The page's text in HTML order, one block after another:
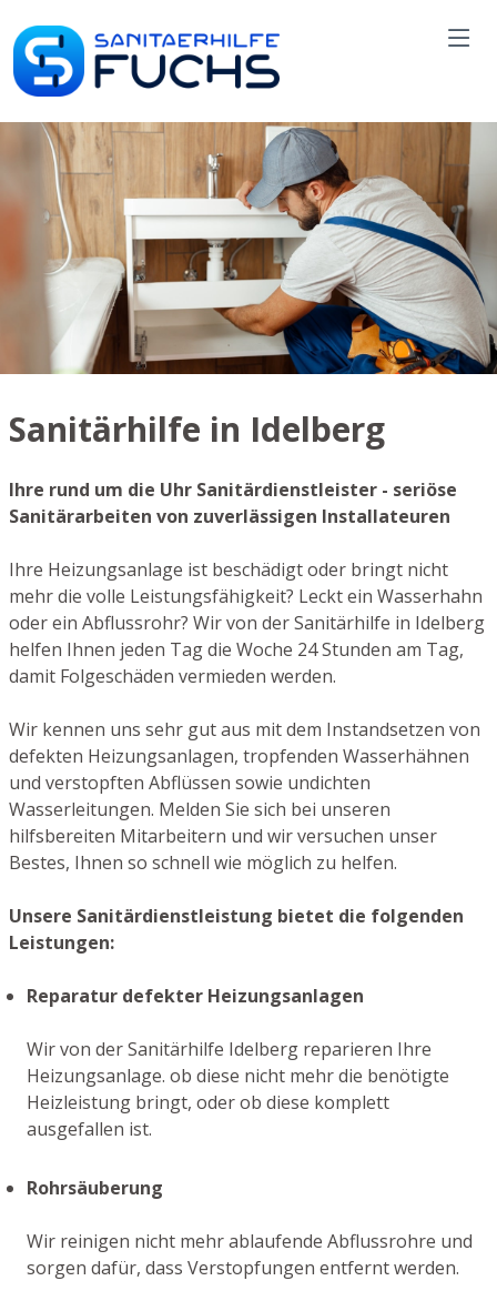
Sanitärhilfe in Idelberg
Ihre rund um die Uhr Sanitärdienstleister - seriöse
Sanitärarbeiten von zuverlässigen Installateuren
Ihre Heizungsanlage ist beschädigt oder bringt nicht
mehr die volle Leistungsfähigkeit? Leckt ein Wasserhahn
oder ein Abflussrohr? Wir von der Sanitärhilfe in Idelberg
helfen Ihnen jeden Tag die Woche 24 Stunden am Tag,
damit Folgeschäden vermieden werden.
Wir kennen uns sehr gut aus mit dem Instandsetzen von
defekten Heizungsanlagen, tropfenden Wasserhähnen
und verstopften Abflüssen sowie undichten
Wasserleitungen. Melden Sie sich bei unseren
hilfsbereiten Mitarbeitern und wir versuchen unser
Bestes, Ihnen so schnell wie möglich zu helfen.
Unsere Sanitärdienstleistung bietet die folgenden
Leistungen:
Reparatur defekter Heizungsanlagen
Wir von der Sanitärhilfe Idelberg reparieren Ihre
Heizungsanlage. ob diese nicht mehr die benötigte
Heizleistung bringt, oder ob diese komplett
ausgefallen ist.
Rohrsäuberung
Wir reinigen nicht mehr ablaufende Abflussrohre und
sorgen dafür, dass Verstopfungen entfernt werden.